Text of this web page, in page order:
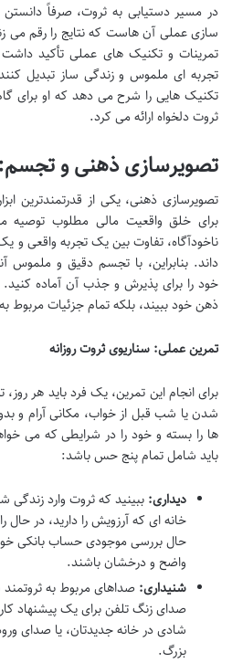
در مسیر دستیابی به ثروت، صرفاً
سازی عملی آن هاست که نتایج را رقم می
تمرینات و تکنیک های عملی تأکید داشت
تجربه ای ملموس و زندگی ساز تبدیل
تکنیک هایی را شرح می دهد که او برای
ثروت دلخواه ارائه می کرد.
تصویرسازی ذهنی و
تصویرسازی ذهنی، یکی از قدرتمندترین
برای خلق واقعیت مالی مطلوب توصیه
ناخودآگاه، تفاوت بین یک تجربه واقعی و
داند. بنابراین، با تجسم دقیق و ملموس
خود را برای پذیرش و جذب آن آماده کنید.
ذهن خود ببیند، بلکه تمام جزئیات مربوط
تمرین عملی: سناریوی ثروت روزانه
برای انجام این تمرین، یک فرد باید هر
شدن یا شب قبل از خواب، مکانی آرام و
ها را بسته و خود را در شرایطی که می
باید شامل تمام پنج حس باشد:
دیداری: ببینید که ثروت وارد زندگی
خانه ای که آرزویش را دارید، در حال
حال بررسی موجودی حساب بانکی
واضح و درخشان باشند.
شنیداری: صداهای مربوط به
صدای زنگ تلفن برای یک پیشنهاد
شادی در خانه جدیدتان، یا صدای
بزرگ.